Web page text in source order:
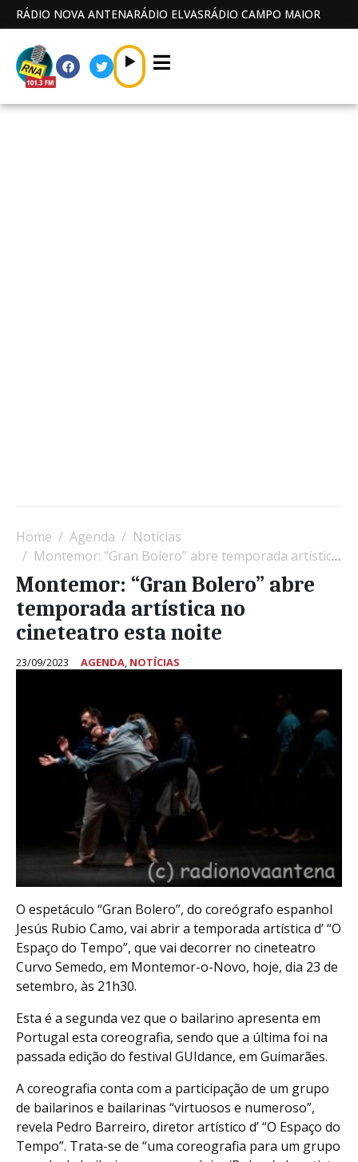
RÁDIO NOVA ANTENARÁDIO ELVASRÁDIO CAMPO MAIOR
Home Agenda
Notícias
Montemor: “Gran Bolero” abre temporada artística no cineteatro esta noite
Montemor: “Gran Bolero” abre
temporada artística no
cineteatro esta noite
23/09/2023 AGENDA, NOTÍCIAS
O espetáculo “Gran Bolero”, do coreógrafo espanhol
Jesús Rubio Camo, vai abrir a temporada artística d’ “O
Espaço do Tempo”, que vai decorrer no cineteatro
Curvo Semedo, em Montemor-o-Novo, hoje, dia 23 de
setembro, às 21h30.
Esta é a segunda vez que o bailarino apresenta em
Portugal esta coreografia, sendo que a última foi na
passada edição do festival GUIdance, em Guimarães.
A coreografia conta com a participação de um grupo
de bailarinos e bailarinas “virtuosos e numeroso”,
revela Pedro Barreiro, diretor artístico d’ “O Espaço do
Tempo”. Trata-se de “uma coreografia para um grupo